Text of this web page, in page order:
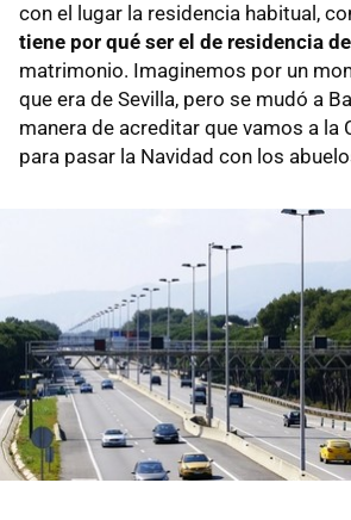
con el lugar la residencia habitual,
tiene por qué ser el de residencia
matrimonio. Imaginemos por un
que era de Sevilla, pero se mudó a
manera de acreditar que vamos a la
para pasar la Navidad con los